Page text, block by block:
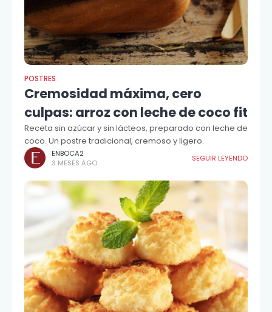
POSTRES
Cremosidad máxima, cero
culpas: arroz con leche de coco fit
Receta sin azúcar y sin lácteos, preparado con leche de
coco. Un postre tradicional, cremoso y ligero.
ENBOCA2
3 MESES AGO
SEGUIR LEYENDO